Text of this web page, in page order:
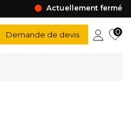
Actuellement fermé
Demande de devis 0